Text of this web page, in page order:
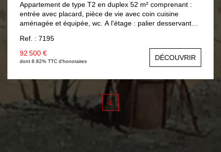
Appartement de type T2 en duplex 52 m² comprenant :
entrée avec placard, pièce de vie avec coin cuisine
aménagée et équipée, wc. A l'étage : palier desservant
Chauffage individuel électrique.
Ref. : 7195
92 500 €
dont 8.82% TTC d'honoraires DÉCOUVRIR
1